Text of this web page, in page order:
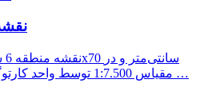
نقشه
مقیاس 1:7.500 توسط واحد کارتوگرافی و جغرافیایی انتشارات …